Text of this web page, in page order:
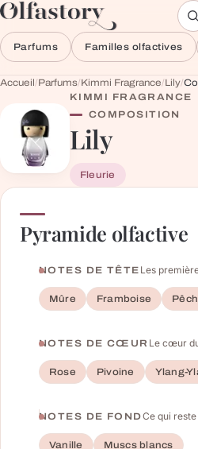
Aller au contenu
Parfums Familles olfactives
Accueil/Parfums/Kimmi Fragrance/Lily/
KIMMI FRAGRANCE
COMPOSITION
Lily
Fleurie
Pyramide olfactive
NOTES DE TÊTE Les
Mûre Framboise
NOTES DE CŒUR Le cœur
Rose Pivoine Ylang-
NOTES DE FONDCe qui reste
Vanille Muscs blancs